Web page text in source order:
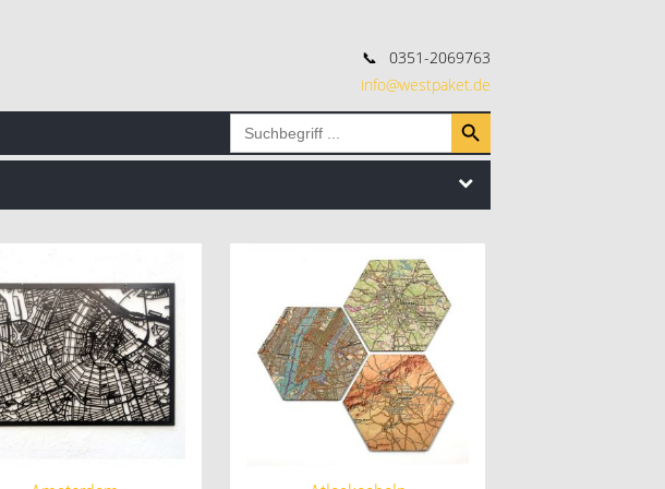
📞
0351-2069763
info@westpaket.de
Search
for:
Search Button